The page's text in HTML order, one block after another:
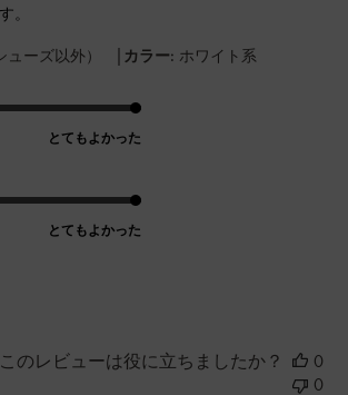
。
ーズ以外） | カラー: ホワイト系
とてもよかった
とてもよかった
このレビューは役に立ちましたか？
0
0